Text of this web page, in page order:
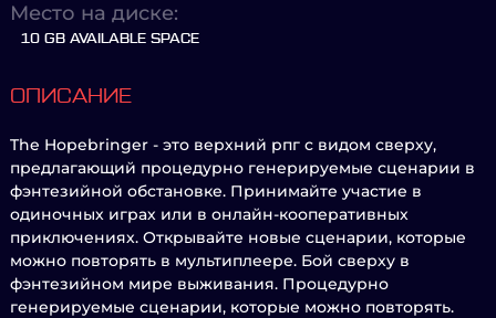
Место на диске:
10 GB AVAILABLE SPACE
ОПИСАНИЕ
The Hopebringer - это верхний рпг с видом сверху,
предлагающий процедурно генерируемые сценарии в
фэнтезийной обстановке. Принимайте участие в
одиночных играх или в онлайн-кооперативных
приключениях. Открывайте новые сценарии, которые
можно повторять в мультиплеере. Бой сверху в
фэнтезийном мире выживания. Процедурно
генерируемые сценарии, которые можно повторять.